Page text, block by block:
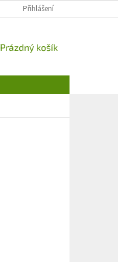
Přihlášení
NÁKUPNÍ
Prázdný košík